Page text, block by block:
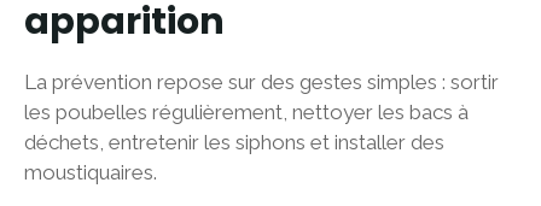
apparition
La prévention repose sur des gestes simples : sortir
les poubelles régulièrement, nettoyer les bacs à
déchets, entretenir les siphons et installer des
moustiquaires.